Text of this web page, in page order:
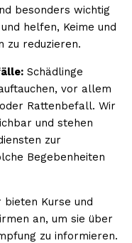
besonders wichtig
helfen, Keime und
zu reduzieren.
Schädlinge
vor allem
Rattenbefall. Wir
und stehen
zur
Begebenheiten
bieten Kurse und
an, um sie über
zu informieren.